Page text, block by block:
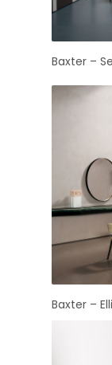
Baxter –
Baxter –